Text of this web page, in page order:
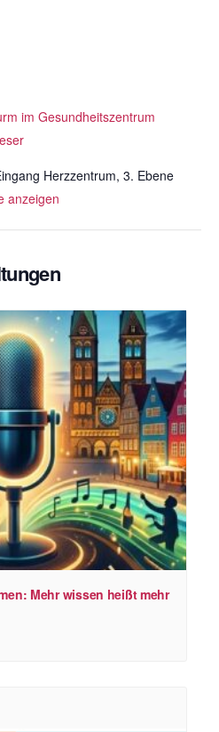
im Gesundheitszentrum
Herzzentrum, 3. Ebene
anzeigen
Mehr wissen heißt mehr